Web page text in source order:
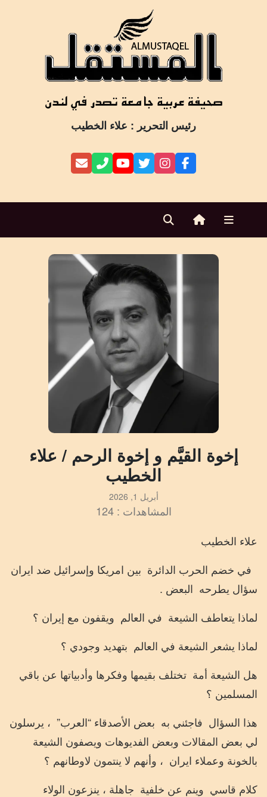
رئيس التحرير : علاء الخطيب
إخوة القيَّم و إخوة الرحم / علاء
الخطيب
أبريل 1, 2026
المشاهدات : 124
علاء الخطيب
في خضم الحرب الدائرة بين امريكا وإسرائيل ضد ايران
سؤال يطرحه البعض .
لماذا يتعاطف الشيعة في العالم ويقفون مع إيران ؟
لماذا يشعر الشيعة في العالم بتهديد وجودي ؟
هل الشيعة أمة تختلف بقيمها وفكرها وأدبياتها عن باقي
المسلمين ؟
هذا السؤال فاجئني به بعض الأصدقاء “العرب” ، يرسلون
لي بعض المقالات وبعض الفديوهات ويصفون الشيعة
بالخونة وعملاء ايران ، وأنهم لا ينتمون لاوطانهم ؟
كلام قاسي وينم عن خلفية جاهلة ، ينزعون الولاء